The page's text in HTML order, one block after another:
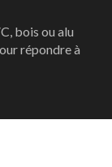
bois ou alu
répondre à